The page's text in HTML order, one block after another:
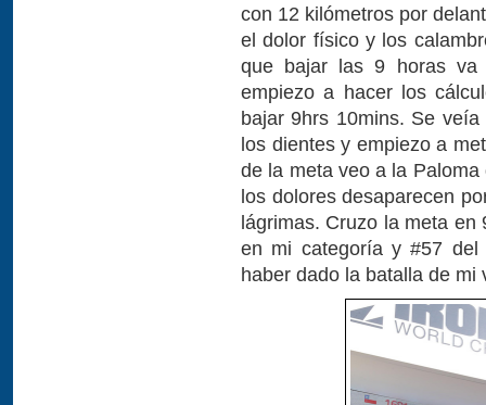
con 12 kilómetros por
el dolor físico y los
que bajar las 9 horas va
empiezo a hacer los
bajar 9hrs 10mins. Se
los dientes y empiezo a
de la meta veo a la
los dolores desaparecen
lágrimas. Cruzo la meta
en mi categoría y #57 del
haber dado la batalla de mi